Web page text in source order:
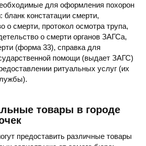
для оформления похорон
бланк констатации смерти,
о смерти, протокол осмотра трупа,
о смерти органов ЗАГСа,
(форма 33), справка для
помощи (выдает ЗАГС)
ритуальных услуг (их
товары в городе
предоставить различные товары